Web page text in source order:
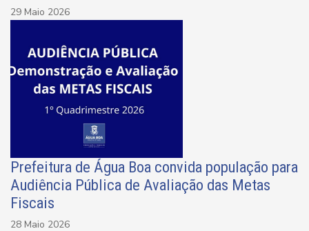
29 Maio 2026
Prefeitura de Água Boa convida população para
Audiência Pública de Avaliação das Metas
Fiscais
28 Maio 2026